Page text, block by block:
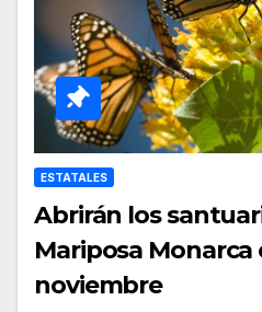
ESTATALES
Abrirán los
Mariposa Monarca
noviembre